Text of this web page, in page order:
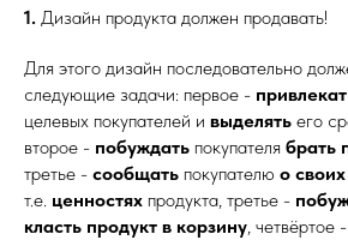
1. Дизайн продукта должен продавать!
Для этого дизайн последовательно
следующие задачи: первое -
целевых покупателей и выделять его
второе - побуждать покупателя брать
третье - сообщать покупателю о
т.е. ценностях продукта, третье -
класть продукт в корзину, четвёртое -